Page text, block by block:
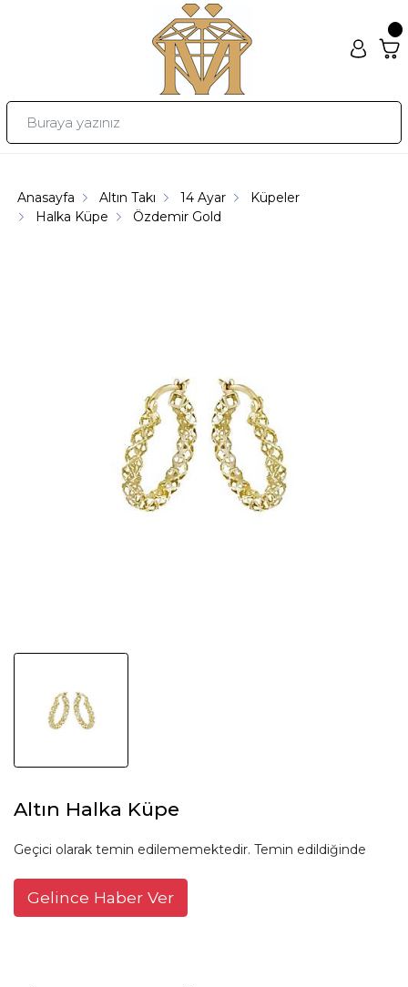
Anasayfa Altın Takı 14 Ayar
Küpeler
Halka Küpe
Özdemir Gold
Altın Halka Küpe
Geçici olarak temin edilememektedir. Temin edildiğinde
Gelince Haber Ver